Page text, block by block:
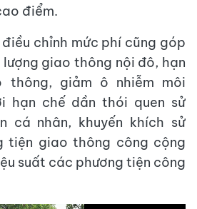
điểm.
chỉnh mức phí cũng góp
giao thông nội đô, hạn
giảm ô nhiễm môi
hạn chế dần thói quen sử
cá nhân, khuyến khích sử
tiện giao thông công cộng
suất các phương tiện công